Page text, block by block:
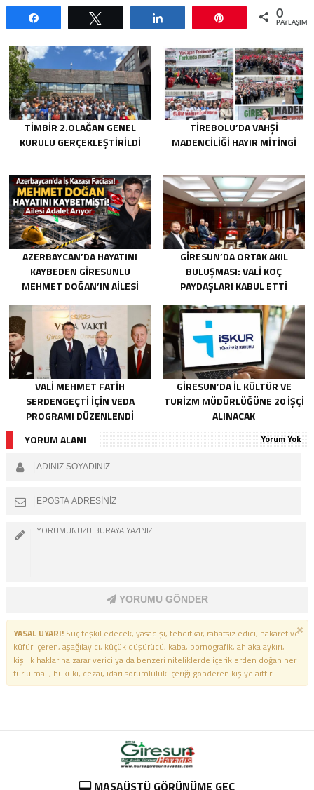
0
TİMBİR 2.OLAĞAN GENEL
KURULU GERÇEKLEŞTIRILDI
TIREBOLU’DA VAHŞI
MADENCILIĞI HAYIR MITINGI
AZERBAYCAN’DA HAYATINI
KAYBEDEN GIRESUNLU
MEHMET DOĞAN’IN AILESI
GIRESUN’DA ORTAK AKIL
BULUŞMASI: VALI KOÇ
PAYDAŞLARI KABUL ETTI
VALI MEHMET FATIH
SERDENGEÇTI İÇIN VEDA
PROGRAMI DÜZENLENDI
GIRESUN’DA İL KÜLTÜR VE
TURIZM MÜDÜRLÜĞÜNE 20 İŞÇI
ALINACAK
YORUM ALANI
Yorum Yok
YORUMU GÖNDER
YASAL UYARI!Suç teşkil edecek, yasadışı, tehditkar, rahatsız edici, hakaret ve
küfür içeren, aşağılayıcı, küçük düşürücü, kaba, pornografik, ahlaka aykırı,
kişilik haklarına zarar verici ya da benzeri niteliklerde içeriklerden doğan her
türlü mali, hukuki, cezai, idari sorumluluk içeriği gönderen kişiye aittir.
MASAÜSTÜ GÖRÜNÜME GEÇ